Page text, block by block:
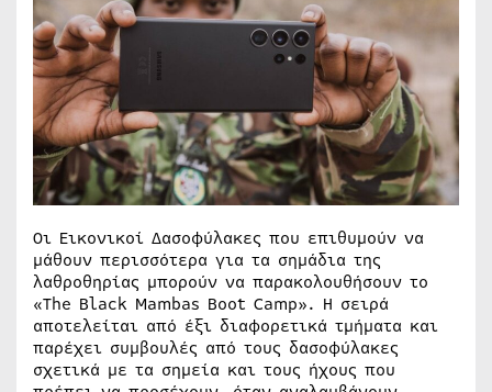
Οι Εικονικοί Δασοφύλακες που επιθυμούν να
μάθουν περισσότερα για τα σημάδια της
λαθροθηρίας μπορούν να παρακολουθήσουν το
«The Black Mambas Boot Camp». Η σειρά
αποτελείται από έξι διαφορετικά τμήματα και
παρέχει συμβουλές από τους δασοφύλακες
σχετικά με τα σημεία και τους ήχους που